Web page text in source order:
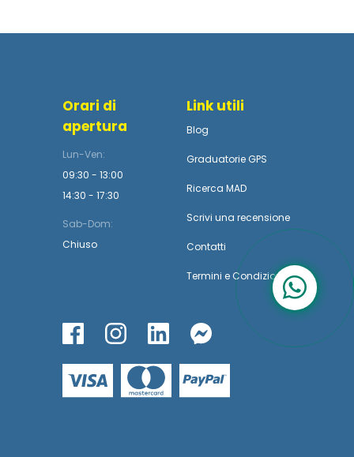
Orari di
apertura
Lun-Ven:
09:30 - 13:00
14:30 - 17:30
Sab-Dom:
Chiuso
Link utili
Blog
Graduatorie GPS
Ricerca MAD
Scrivi una recensione
Contatti
Termini e Condizioni